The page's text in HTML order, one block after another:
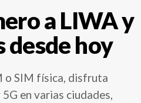
a LIWA y
desde hoy
o SIM física, disfruta
en varias ciudades,